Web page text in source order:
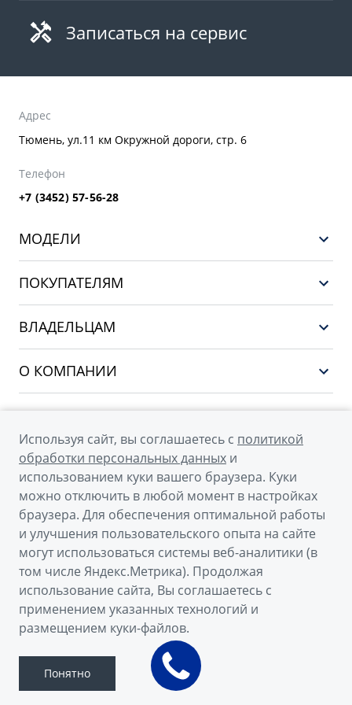
Записаться на сервис
Адрес
Тюмень, ул.11 км Окружной дороги, стр. 6
Телефон
+7 (3452) 57-56-28
МОДЕЛИ
EX5
PREFACE
CITYRAY
ATLAS
OKAVANGO
MONJARO
ПОКУПАТЕЛЯМ
ВЛАДЕЛЬЦАМ
О КОМПАНИИ
Новости
Наша команда
Правовая информация
Контакты
Мы в соцсетях
© 2026
Официальный сайт Geely в России
Политика обработки персональных данных
Правовая информация
Сделано в ПЕРКС
Используя сайт, вы соглашаетесь с политикой
обработки персональных данных и
использованием куки вашего браузера. Куки
можно отключить в любой момент в настройках
браузера. Для обеспечения оптимальной работы
и улучшения пользовательского опыта на сайте
могут использоваться системы веб-аналитики (в
том числе Яндекс.Метрика). Продолжая
использование сайта, Вы соглашаетесь с
применением указанных технологий и
размещением куки-файлов.
Понятно